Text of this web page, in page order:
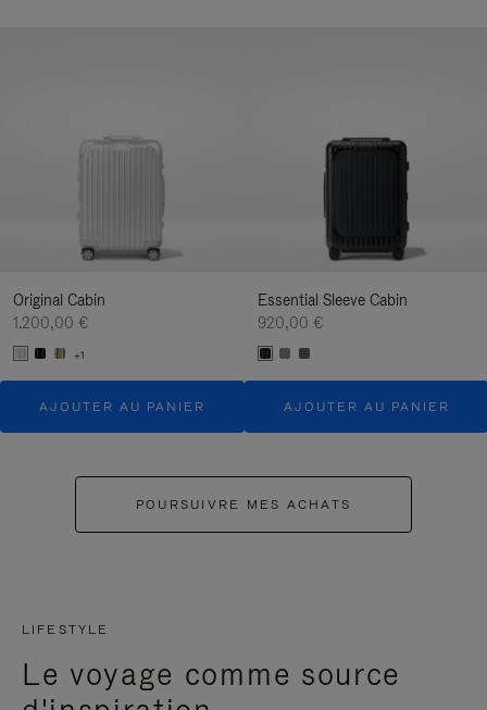
Original Cabin
1.200,00 €
+1
AJOUTER AU PANIER
Essential Sleeve Cabin
920,00 €
AJOUTER AU PANIER
POURSUIVRE MES ACHATS
LIFESTYLE
Le voyage comme source